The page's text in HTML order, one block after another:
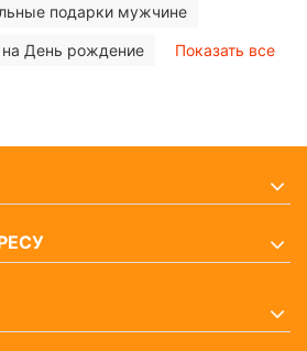
подарки мужчине
День рождение Показать все